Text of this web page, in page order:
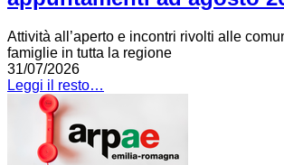
Attività all’aperto e incontri rivolti alle
famiglie in tutta la regione
31/07/2026
Leggi il resto…